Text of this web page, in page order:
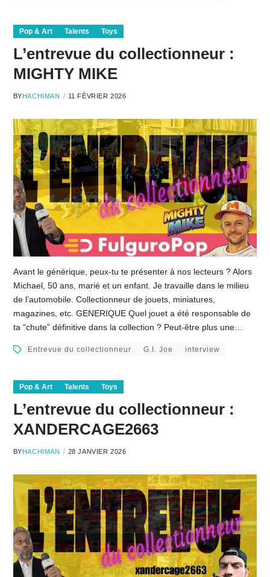
Pop & Art Talents Toys
L’entrevue du collectionneur :
MIGHTY MIKE
BYHACHIMAN 11 FÉVRIER 2026
Avant le générique, peux-tu te présenter à nos lecteurs ? Alors
Michael, 50 ans, marié et un enfant. Je travaille dans le milieu
de l’automobile. Collectionneur de jouets, miniatures,
magazines, etc. GENERIQUE Quel jouet a été responsable de
ta “chute” définitive dans la collection ? Peut-être plus une…
Entrevue du collectionneur G.I. Joe interview
Pop & Art Talents Toys
L’entrevue du collectionneur :
XANDERCAGE2663
BYHACHIMAN 28 JANVIER 2026